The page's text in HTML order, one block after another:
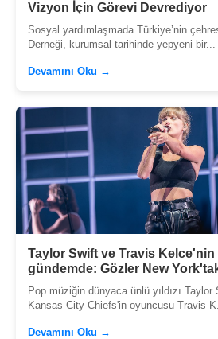
Vizyon İçin Görevi Devrediyor
Sosyal yardımlaşmada Türkiye’nin
Derneği, kurumsal tarihinde yepyeni bir...
Devamını Oku →
Taylor Swift ve Travis Kelce'nin
gündemde: Gözler New
Pop müziğin dünyaca ünlü yıldızı
Kansas City Chiefs'in oyuncusu Travis
Devamını Oku →